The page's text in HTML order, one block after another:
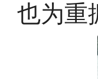
也为重